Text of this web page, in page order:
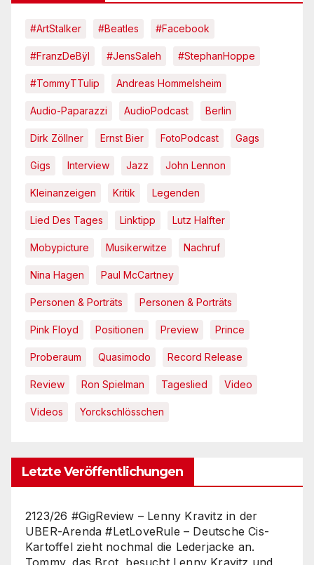
#ArtStalker #Beatles #Facebook
#FranzDeBÿl #JensSaleh #StephanHoppe
#TommyTTulip Andreas Hommelsheim
Audio-Paparazzi AudioPodcast Berlin
Dirk Zöllner Ernst Bier FotoPodcast Gags
Gigs Interview Jazz John Lennon
Kleinanzeigen Kritik Legenden
Lied Des Tages Linktipp Lutz Halfter
Mobypicture Musikerwitze Nachruf
Nina Hagen Paul McCartney
Personen & Porträts Personen & Porträts
Pink Floyd Positionen Preview Prince
Proberaum Quasimodo Record Release
Review Ron Spielman Tageslied Video
Videos Yorckschlösschen
Letzte Veröffentlichungen
2123/26 #GigReview – Lenny Kravitz in der
UBER-Arenda #LetLoveRule – Deutsche Cis-
Kartoffel zieht nochmal die Lederjacke an.
Tommy, das Brot, besucht Lenny Kravitz und